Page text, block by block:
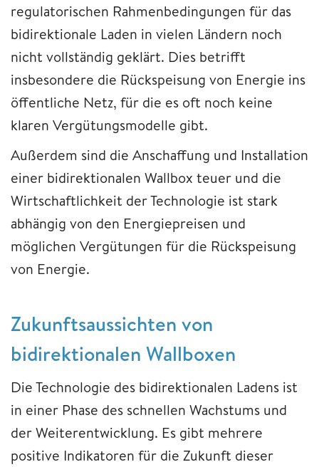
regulatorischen Rahmenbedingungen für das
bidirektionale Laden in vielen Ländern noch
nicht vollständig geklärt. Dies betrifft
insbesondere die Rückspeisung von Energie ins
öffentliche Netz, für die es oft noch keine
klaren Vergütungsmodelle gibt.
Außerdem sind die Anschaffung und Installation
einer bidirektionalen Wallbox teuer und die
Wirtschaftlichkeit der Technologie ist stark
abhängig von den Energiepreisen und
möglichen Vergütungen für die Rückspeisung
von Energie.
Zukunftsaussichten von
bidirektionalen Wallboxen
Die Technologie des bidirektionalen Ladens ist
in einer Phase des schnellen Wachstums und
der Weiterentwicklung. Es gibt mehrere
positive Indikatoren für die Zukunft dieser